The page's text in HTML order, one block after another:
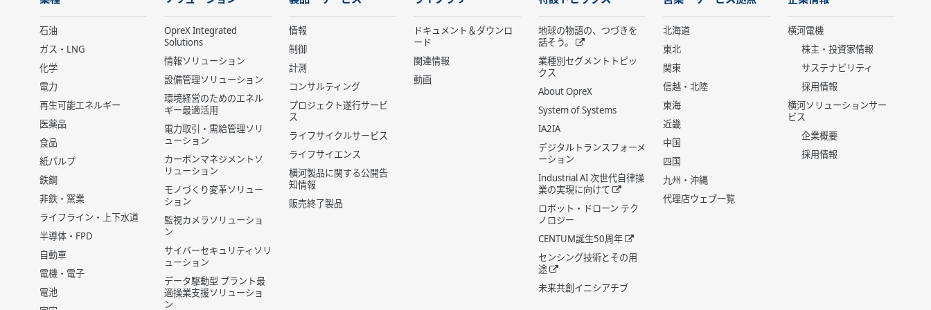
石油
ガス・LNG
化学
電力
再生可能エネルギー
医薬品
食品
紙パルプ
鉄鋼
非鉄・窯業
ライフライン・上下水道
半導体・FPD
自動車
電機・電子
電池
OpreX Integrated
Solutions
情報ソリューション
設備管理ソリューション
環境経営のためのエネル
ギー最適活用
電力取引・需給管理ソリ
ューション
カーボンマネジメントソ
リューション
モノづくり変革ソリュー
ション
監視カメラソリューショ
ン
サイバーセキュリティソリ
ューション
データ駆動型 プラント最
適操業支援ソリューショ
ン
情報
制御
計測
コンサルティング
プロジェクト遂行サービ
ス
ライフサイクルサービス
ライフサイエンス
横河製品に関する公開告
知情報
販売終了製品
ドキュメント＆ダウンロ
ード
関連情報
動画
地球の物語の、つづきを
話そう。
業種別セグメントトピッ
クス
About OpreX
System of Systems
IA2IA
デジタルトランスフォーメ
ーション
Industrial AI 次世代自律操
業の実現に向けて
ロボット・ドローン テク
ノロジー
CENTUM誕生50周年
センシング技術とその用
途
未来共創イニシアチブ
北海道
東北
関東
信越・北陸
東海
近畿
中国
四国
九州・沖縄
代理店ウェブ一覧
横河電機
株主・投資家情報
サステナビリティ
採用情報
横河ソリューションサー
ビス
企業概要
採用情報